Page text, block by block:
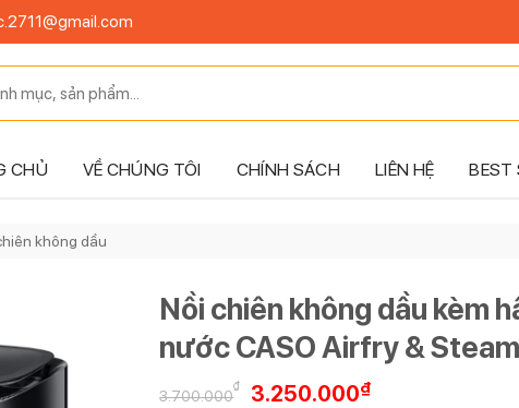
CHỦ VỀ CHÚNG TÔI CHÍNH SÁCH LIÊN HỆ BEST
không dầu
Nồi chiên không dầu kèm
nước CASO Airfry &
3.700.000
₫
Giá
3.250.000₫